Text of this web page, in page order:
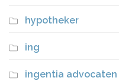
hypotheker
ing
ingentia advocaten